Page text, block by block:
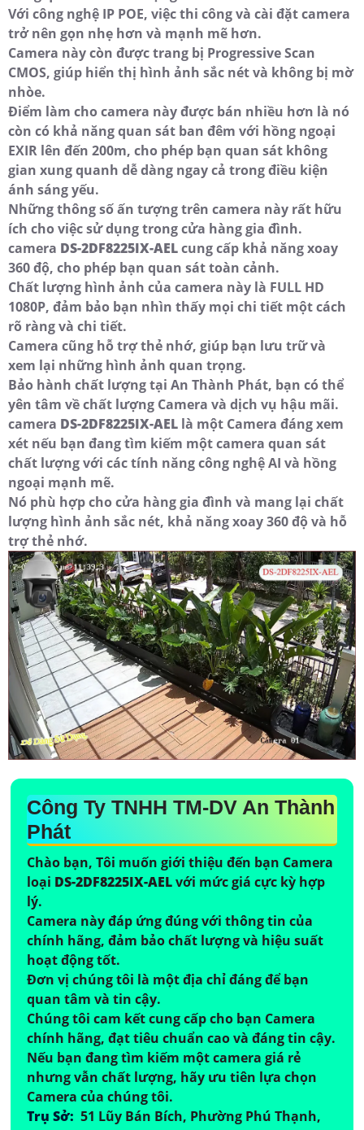
Với công nghệ IP POE, việc thi công và cài đặt camera
trở nên gọn nhẹ hơn và mạnh mẽ hơn.
Camera này còn được trang bị Progressive Scan
CMOS, giúp hiển thị hình ảnh sắc nét và không bị mờ
nhòe.
Điểm làm cho camera này được bán nhiều hơn là nó
còn có khả năng quan sát ban đêm với hồng ngoại
EXIR lên đến 200m, cho phép bạn quan sát không
gian xung quanh dễ dàng ngay cả trong điều kiện
ánh sáng yếu.
Những thông số ấn tượng trên camera này rất hữu
ích cho việc sử dụng trong cửa hàng gia đình.
camera DS-2DF8225IX-AELcung cấp khả năng xoay
360 độ, cho phép bạn quan sát toàn cảnh.
Chất lượng hình ảnh của camera này là FULL HD
1080P, đảm bảo bạn nhìn thấy mọi chi tiết một cách
rõ ràng và chi tiết.
Camera cũng hỗ trợ thẻ nhớ, giúp bạn lưu trữ và
xem lại những hình ảnh quan trọng.
Bảo hành chất lượng tại An Thành Phát, bạn có thể
yên tâm về chất lượng Camera và dịch vụ hậu mãi.
camera DS-2DF8225IX-AEL là một Camera đáng xem
xét nếu bạn đang tìm kiếm một camera quan sát
chất lượng với các tính năng công nghệ AI và hồng
ngoại mạnh mẽ.
Nó phù hợp cho cửa hàng gia đình và mang lại chất
lượng hình ảnh sắc nét, khả năng xoay 360 độ và hỗ
trợ thẻ nhớ.
Công Ty TNHH TM-DV An Thành
Phát
Chào bạn, Tôi muốn giới thiệu đến bạn Camera
loại DS-2DF8225IX-AELvới mức giá cực kỳ hợp
lý.
Camera này đáp ứng đúng với thông tin của
chính hãng, đảm bảo chất lượng và hiệu suất
hoạt động tốt.
Đơn vị chúng tôi là một địa chỉ đáng để bạn
quan tâm và tin cậy.
Chúng tôi cam kết cung cấp cho bạn Camera
chính hãng, đạt tiêu chuẩn cao và đáng tin cậy.
Nếu bạn đang tìm kiếm một camera giá rẻ
nhưng vẫn chất lượng, hãy ưu tiên lựa chọn
Camera của chúng tôi.
Trụ Sở: 51 Lũy Bán Bích, Phường Phú Thạnh,